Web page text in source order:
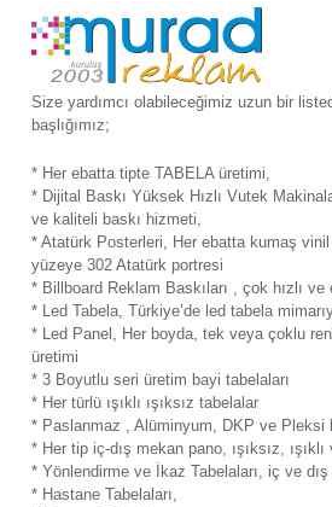
Size yardımcı olabileceğimiz uzun bir
başlığımız;
* Her ebatta tipte TABELA üretimi,
* Dijital Baskı Yüksek Hızlı Vutek
ve kaliteli baskı hizmeti,
* Atatürk Posterleri, Her ebatta kumaş
yüzeye 302 Atatürk portresi
* Billboard Reklam Baskıları , çok hızlı ve
* Led Tabela, Türkiye’de led tabela
* Led Panel, Her boyda, tek veya çoklu
üretimi
* 3 Boyutlu seri üretim bayi tabelaları
* Her türlü ışıklı ışıksız tabelalar
* Paslanmaz , Alüminyum, DKP ve Pleksi
* Her tip iç-dış mekan pano, ışıksız,
* Yönlendirme ve İkaz Tabelaları, iç ve
* Hastane Tabelaları,